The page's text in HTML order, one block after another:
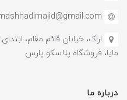
اراک، خیابان قائم مقام،
مایا، فروشگاه پلاسکو پارس
درباره ما